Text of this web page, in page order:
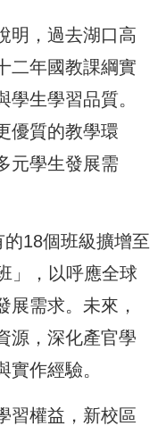
明，過去湖口高
二年國教課綱實
生學習品質。
優質的教學環
元學生發展需
18個班級擴增至
」，以呼應全球
展需求。未來，
源，深化產官學
作經驗。
習權益，新校區